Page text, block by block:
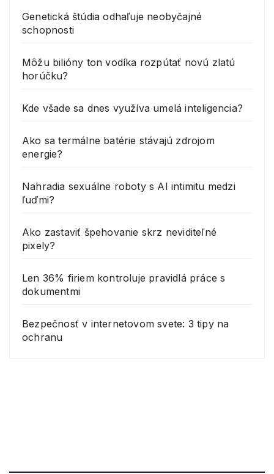
Genetická štúdia odhaľuje neobyčajné
schopnosti
Môžu bilióny ton vodíka rozpútať novú zlatú
horúčku?
Kde všade sa dnes využíva umelá inteligencia?
Ako sa termálne batérie stávajú zdrojom
energie?
Nahradia sexuálne roboty s AI intimitu medzi
ľuďmi?
Ako zastaviť špehovanie skrz neviditeľné
pixely?
Len 36% firiem kontroluje pravidlá práce s
dokumentmi
Bezpečnosť v internetovom svete: 3 tipy na
ochranu